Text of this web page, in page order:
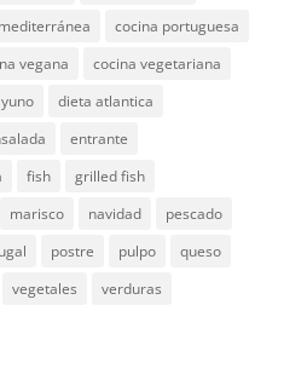
cocina portuguesa
vegana
cocina vegetariana
dieta atlantica
entrante
fish
grilled fish
marisco navidad
pescado
postre pulpo
queso
vegetales verduras